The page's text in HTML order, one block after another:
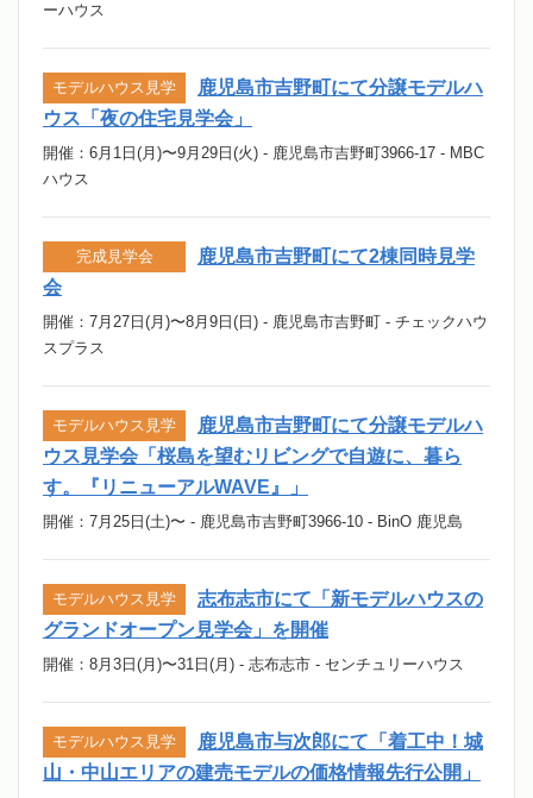
ーハウス
鹿児島市吉野町にて分譲モデルハ
ウス「夜の住宅見学会」
開催：6月1日(月)〜9月29日(火) - 鹿児島市吉野町3966-17 - MBC
ハウス
モデルハウス見学
鹿児島市吉野町にて2棟同時見学
会
開催：7月27日(月)〜8月9日(日) - 鹿児島市吉野町 - チェックハウ
スプラス
完成見学会
鹿児島市吉野町にて分譲モデルハ
ウス見学会「桜島を望むリビングで自遊に、暮ら
す。『リニューアルWAVE』」
開催：7月25日(土)〜 - 鹿児島市吉野町3966-10 - BinO 鹿児島
モデルハウス見学
志布志市にて「新モデルハウスの
グランドオープン見学会」を開催
開催：8月3日(月)〜31日(月) - 志布志市 - センチュリーハウス
モデルハウス見学
鹿児島市与次郎にて「着工中！城
山・中山エリアの建売モデルの価格情報先行公開」
モデルハウス見学